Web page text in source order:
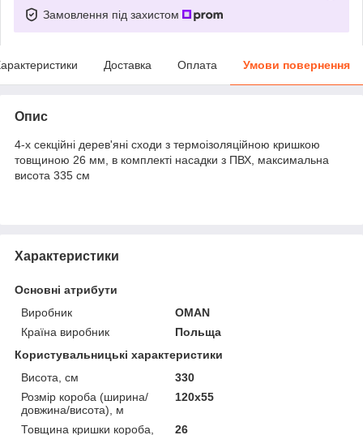
Замовлення під захистом
Доставка Оплата Умови повернення
Опис
4-х секційні дерев'яні сходи з термоізоляційною кришкою
товщиною 26 мм, в комплекті насадки з ПВХ, максимальна
висота 335 см
Характеристики
Основні атрибути
Виробник
OMAN
Країна виробник
Польща
Користувальницькі характеристики
Висота, см
330
Розмір короба (ширина/
довжина/висота), м
120x55
Товщина кришки короба,
26